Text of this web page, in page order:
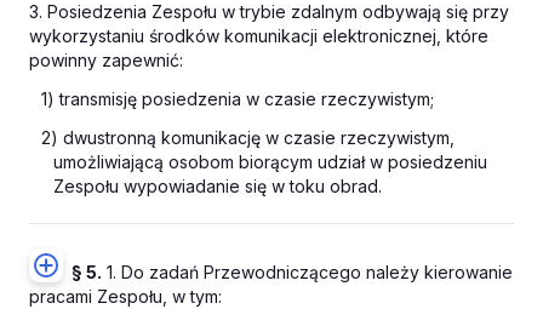
3. Posiedzenia Zespołu w trybie zdalnym odbywają się przy
wykorzystaniu środków komunikacji elektronicznej, które
powinny zapewnić:
1) transmisję posiedzenia w czasie rzeczywistym;
2) dwustronną komunikację w czasie rzeczywistym,
umożliwiającą osobom biorącym udział w posiedzeniu
Zespołu wypowiadanie się w toku obrad.
§ 5. 1. Do zadań Przewodniczącego należy kierowanie
pracami Zespołu, w tym: